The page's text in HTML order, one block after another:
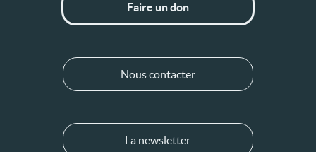
Faire un don
Nous contacter
La newsletter